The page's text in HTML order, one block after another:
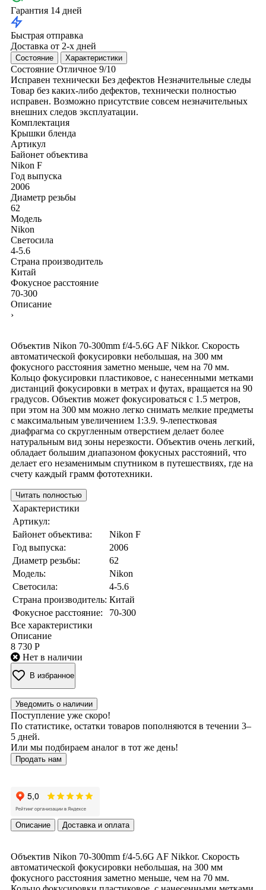
Гарантия 14 дней
Быстрая отправка
Доставка от 2-х дней
Состояние Характеристики
Состояние Отличное 9/10
Исправен технически Без дефектов Незначительные следы
Товар без каких-либо дефектов, технически полностью
исправен. Возможно присутствие совсем незначительных
внешних следов эксплуатации.
Комплектация
Крышки бленда
Артикул
Байонет объектива
Nikon F
Год выпуска
2006
Диаметр резьбы
62
Модель
Nikon
Светосила
4-5.6
Страна производитель
Китай
Фокусное расстояние
70-300
Описание
›
Объектив Nikon 70-300mm f/4-5.6G AF Nikkor. Скорость
автоматической фокусировки небольшая, на 300 мм
фокусного расстояния заметно меньше, чем на 70 мм.
Кольцо фокусировки пластиковое, с нанесенными метками
дистанций фокусировки в метрах и футах, вращается на 90
градусов. Объектив может фокусироваться с 1.5 метров,
при этом на 300 мм можно легко снимать мелкие предметы
с максимальным увеличением 1:3.9. 9-лепестковая
диафрагма со скругленным отверстием делает более
натуральным вид зоны нерезкости. Объектив очень легкий,
обладает большим диапазоном фокусных расстояний, что
делает его незаменимым спутником в путешествиях, где на
счету каждый грамм фототехники.
Читать полностью
Характеристики
Артикул:
Байонет объектива:
Nikon F
Год выпуска:
2006
Диаметр резьбы:
62
Модель:
Nikon
Светосила:
4-5.6
Страна производитель: Китай
Фокусное расстояние:
70-300
Все характеристики
Описание
8 730 Р
Нет в наличии
В избранное
Уведомить о наличии
Поступление уже скоро!
По статистике, остатки товаров пополняются в течении 3–
5 дней.
Или мы подбираем аналог в тот же день!
Продать нам
Описание Доставка и оплата
Объектив Nikon 70-300mm f/4-5.6G AF Nikkor. Скорость
автоматической фокусировки небольшая, на 300 мм
фокусного расстояния заметно меньше, чем на 70 мм.